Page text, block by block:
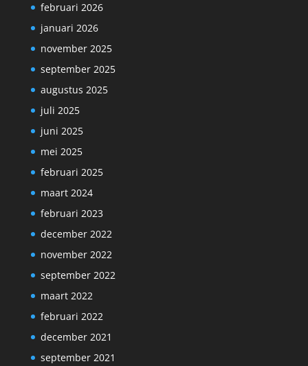
februari 2026
januari 2026
november 2025
september 2025
augustus 2025
juli 2025
juni 2025
mei 2025
februari 2025
maart 2024
februari 2023
december 2022
november 2022
september 2022
maart 2022
februari 2022
december 2021
september 2021